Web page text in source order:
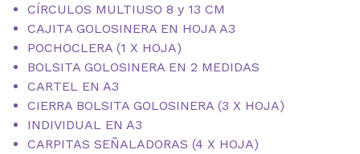
CÍRCULOS MULTIUSO 8 y 13 CM
CAJITA GOLOSINERA EN HOJA A3
POCHOCLERA (1 X HOJA)
BOLSITA GOLOSINERA EN 2 MEDIDAS
CARTEL EN A3
CIERRA BOLSITA GOLOSINERA (3 X HOJA)
INDIVIDUAL EN A3
CARPITAS SEÑALADORAS (4 X HOJA)